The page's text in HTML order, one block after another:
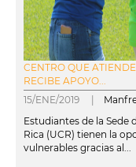
CENTRO QUE
RECIBE APOYO...
15/ENE/2019 |
Estudiantes de la Sede
Rica (UCR) tienen la
vulnerables gracias al...